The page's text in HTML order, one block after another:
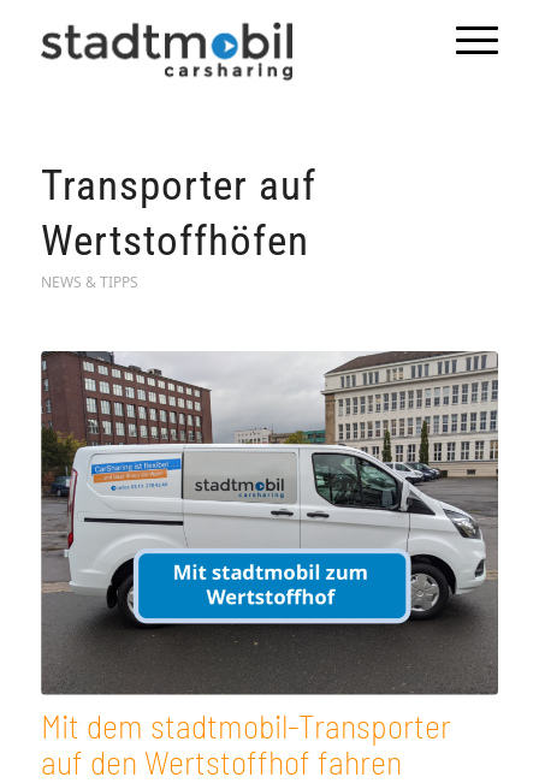
Transporter auf
Wertstoffhöfen
NEWS & TIPPS
Mit dem stadtmobil-Transporter
auf den Wertstoffhof fahren